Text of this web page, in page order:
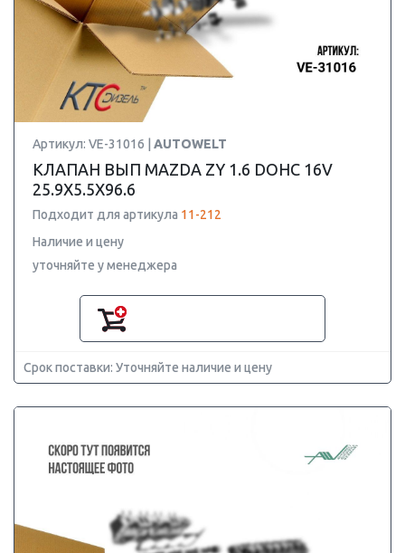
Артикул: VE-31016 | AUTOWELT
КЛАПАН ВЫП MAZDA ZY 1.6 DOHC 16V
25.9X5.5X96.6
Подходит для артикула 11-212
Наличие и цену
уточняйте у менеджера
Срок поставки: Уточняйте наличие и цену